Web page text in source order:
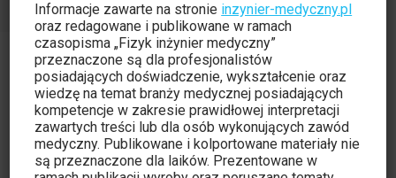
Informacje zawarte na stronie inzynier-medyczny.pl
oraz redagowane i publikowane w ramach
czasopisma „Fizyk inżynier medyczny”
przeznaczone są dla profesjonalistów
posiadających doświadczenie, wykształcenie oraz
wiedzę na temat branży medycznej posiadających
kompetencje w zakresie prawidłowej interpretacji
zawartych treści lub dla osób wykonujących zawód
medyczny. Publikowane i kolportowane materiały nie
są przeznaczone dla laików. Prezentowane w